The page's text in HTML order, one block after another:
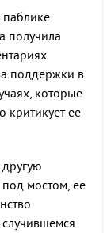
паблике
получила
поддержки в
которые
критикует ее
мостом, ее